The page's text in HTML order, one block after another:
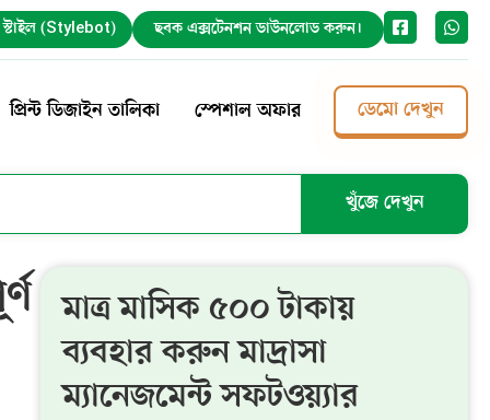
স্টাইল (Stylebot) ছবক এক্সটেনশন ডাউনলোড করুন।
প্রিন্ট ডিজাইন তালিকা স্পেশাল অফার ডেমো দেখুন
খুঁজে দেখুন
মাত্র মাসিক ৫০০ টাকায়
ব্যবহার করুন মাদ্রাসা
ম্যানেজমেন্ট সফটওয়্যার